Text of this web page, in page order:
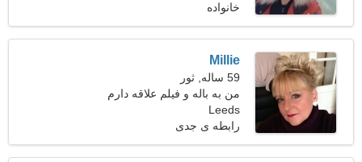
خانواده
Millie
59 ساله, ثور
من به باله و فیلم علاقه دارم
Leeds
رابطه ی جدی